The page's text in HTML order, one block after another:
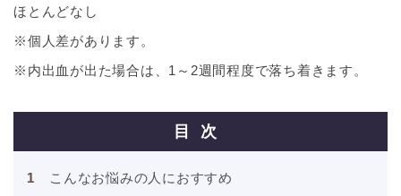
ほとんどなし
※個人差があります。
※内出血が出た場合は、1～2週間程度で落ち着きます。
目次
こんなお悩みの人におすすめ